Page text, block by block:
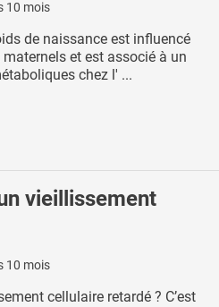
10 mois
de naissance est influencé
et est associé à un
chez l' ...
vieillissement
10 mois
cellulaire retardé ? C’est